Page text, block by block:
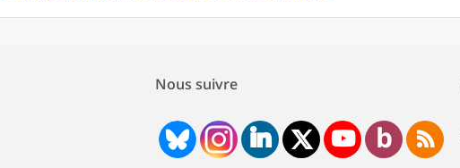
Nous suivre